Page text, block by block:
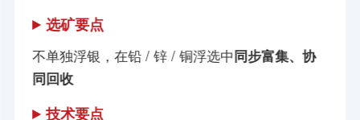
选矿要点
不单独浮银，在铅 / 锌 / 铜浮选中同步富集、协
同回收
技术要点